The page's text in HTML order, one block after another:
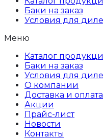
Баки на заказ
Условия для
Меню
Каталог
Баки на заказ
Условия для
О компании
Доставка и оплата
Акции
Прайс-лист
Новости
Контакты